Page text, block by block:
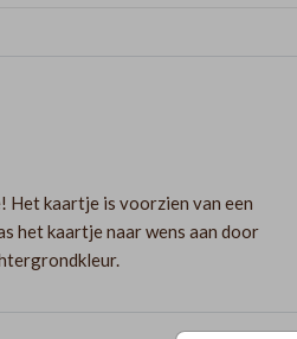
kaartje is voorzien van een
het kaartje naar wens aan door